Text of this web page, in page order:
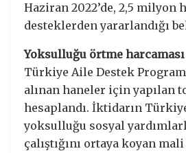
Haziran 2022’de, 2,5 milyon
desteklerden yararlandığı
Yoksulluğu örtme harcaması
Türkiye Aile Destek
alınan haneler için yapılan
hesaplandı. İktidarın
yoksulluğu sosyal
çalıştığını ortaya koyan